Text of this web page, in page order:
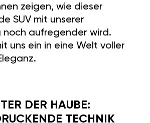
zeigen, wie dieser
SUV mit unserer
noch aufregender wird.
uns ein in eine Welt voller
DER HAUBE:
TECHNIK